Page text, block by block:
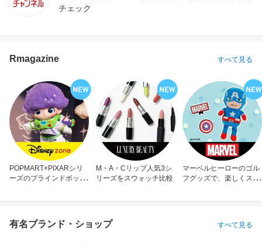
チェック
Rmagazine すべて見る
POPMART×PIXARシリ
ーズのブラインドボック
M・A・Cリップ人気3シ
リーズをスウォッチ比較
マーベルヒーローのゴル
フグッズで、楽しくスコ
有名ブランド・ショップ すべて見る